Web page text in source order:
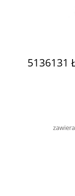
5136131